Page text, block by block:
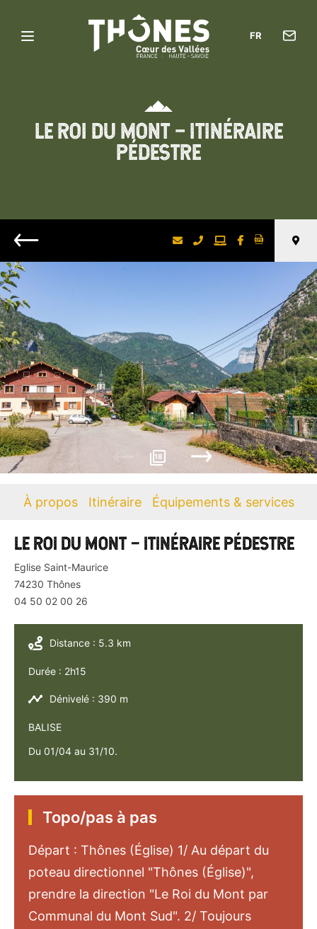
Menu
Vallées
FR
LE ROI DU MONT – ITINÉRAIRE
PÉDESTRE
Retour
18
À propos Itinéraire Équipements & services
LE ROI DU MONT – ITINÉRAIRE PÉDESTRE
Eglise Saint-Maurice
74230 Thônes
04 50 02 00 26
Distance : 5.3 km
Durée : 2h15
Dénivelé : 390 m
BALISE
Du 01/04 au 31/10.
Topo/pas à pas
Départ : Thônes (Église) 1/ Au départ du
poteau directionnel "Thônes (Église)",
prendre la direction "Le Roi du Mont par
Communal du Mont Sud". 2/ Toujours